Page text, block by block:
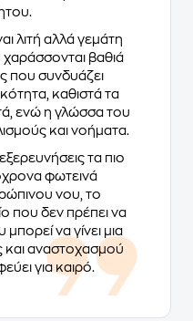
λιτή αλλά γεμάτη
βαθιά
που συνδυάζει
καθιστά τα
ενώ η γλώσσα του
και νοήματα.
τα πιο
φωτεινά
νου, το
που δεν πρέπει να
να γίνει μια
και αναστοχασμού
για καιρό.